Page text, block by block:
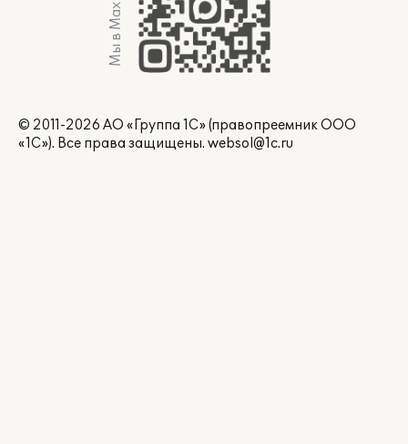
Мы в Max
© 2011-2026 АО «Группа 1С» (правопреемник ООО
«1С»). Все права защищены. websol@1c.ru